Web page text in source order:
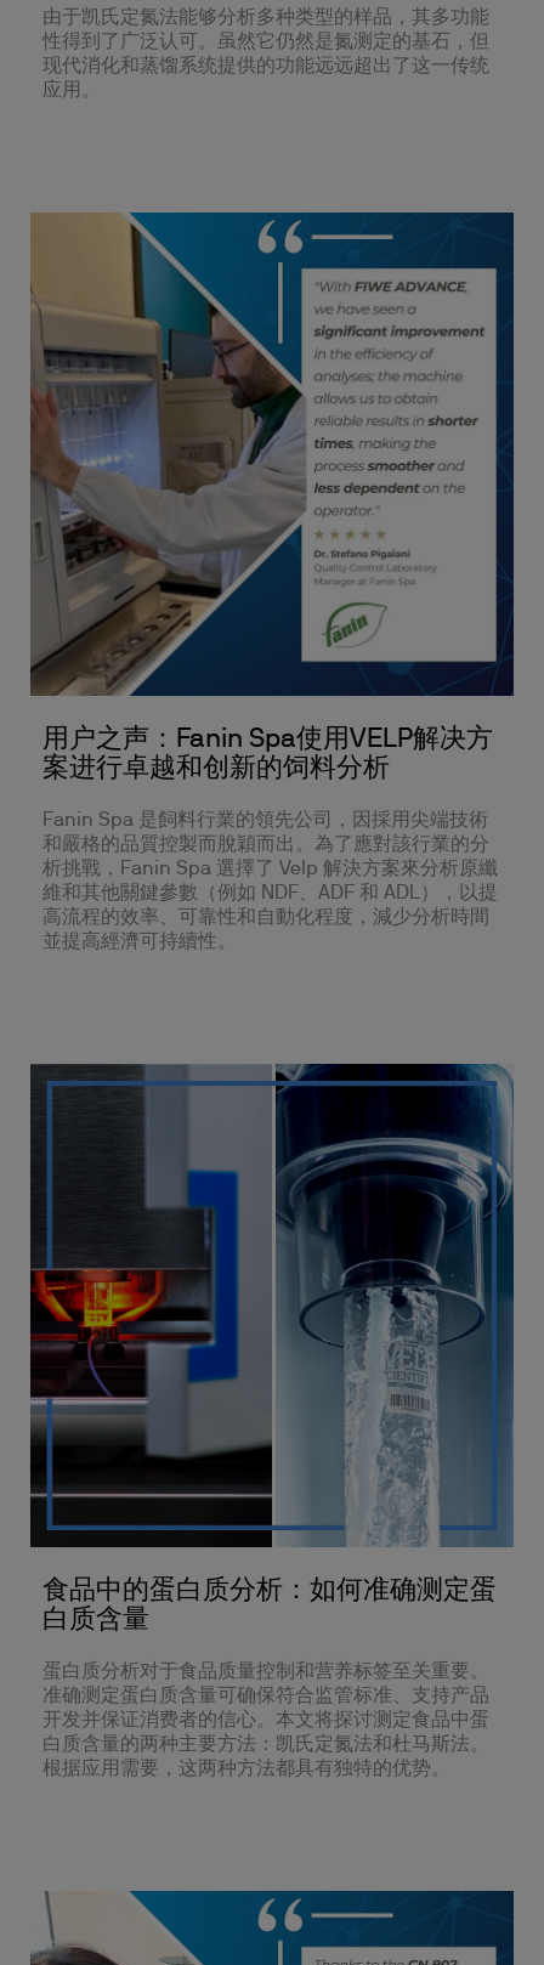
由于凯氏定氮法能够分析多种类型的样品，其多功能
性得到了广泛认可。虽然它仍然是氮测定的基石，但
现代消化和蒸馏系统提供的功能远远超出了这一传统
应用。
用户之声：Fanin Spa使用VELP解决方
案进行卓越和创新的饲料分析
Fanin Spa 是飼料行業的領先公司，因採用尖端技術
和嚴格的品質控製而脫穎而出。為了應對該行業的分
析挑戰，Fanin Spa 選擇了 Velp 解決方案來分析原纖
維和其他關鍵參數（例如 NDF、ADF 和 ADL），以提
高流程的效率、可靠性和自動化程度，減少分析時間
並提高經濟可持續性。
食品中的蛋白质分析：如何准确测定蛋
白质含量
蛋白质分析对于食品质量控制和营养标签至关重要。
准确测定蛋白质含量可确保符合监管标准、支持产品
开发并保证消费者的信心。本文将探讨测定食品中蛋
白质含量的两种主要方法：凯氏定氮法和杜马斯法。
根据应用需要，这两种方法都具有独特的优势。